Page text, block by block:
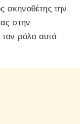
σκηνοθέτης την
στην
τον ρόλο αυτό